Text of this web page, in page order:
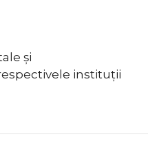
și
instituții